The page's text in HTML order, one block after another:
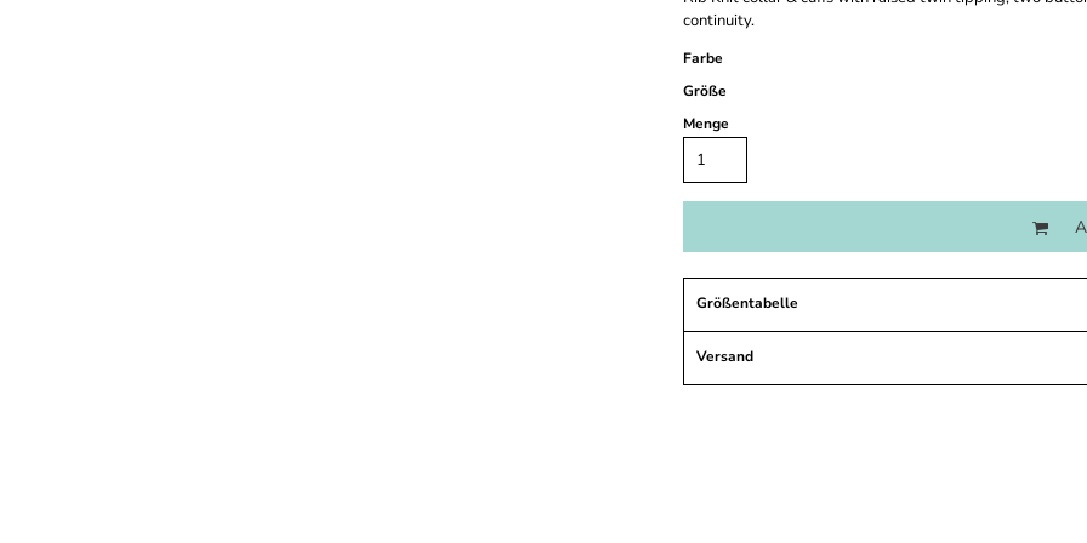
continuity.
Farbe
Größe
Menge
Größentabelle
Versand